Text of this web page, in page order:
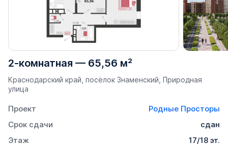
2-комнатная — 65,56 м²
Краснодарский край, посёлок Знаменский, Природная
улица
Проект
Родные Просторы
Срок сдачи
сдан
Этаж
17/18 эт.